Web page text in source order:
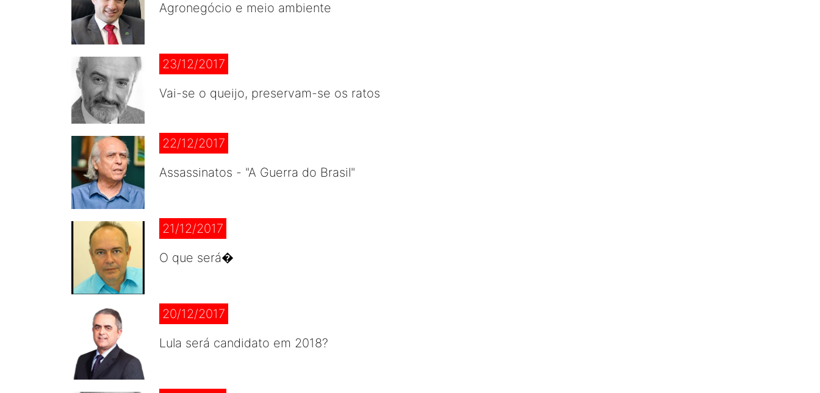
Agronegócio e meio ambiente
23/12/2017
Vai-se o queijo, preservam-se os ratos
22/12/2017
Assassinatos - "A Guerra do Brasil"
21/12/2017
O que será�
20/12/2017
Lula será candidato em 2018?